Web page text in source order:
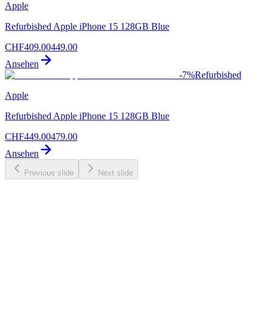
Apple
Refurbished Apple iPhone 15 128GB Blue
CHF409.00449.00
Ansehen
-7%Refurbished
Apple
Refurbished Apple iPhone 15 128GB Blue
CHF449.00479.00
Ansehen
Previous slide Next slide